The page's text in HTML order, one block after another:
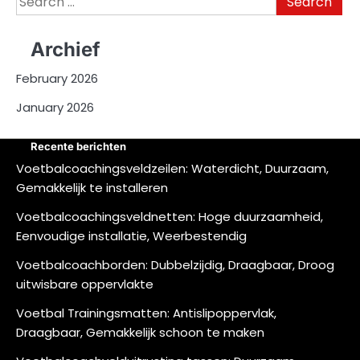
for:
Archief
February 2026
January 2026
Recente berichten
Voetbalcoachingsveldzeilen: Waterdicht, Duurzaam,
Gemakkelijk te installeren
Voetbalcoachingsveldnetten: Hoge duurzaamheid,
Eenvoudige installatie, Weerbestendig
Voetbalcoachborden: Dubbelzijdig, Draagbaar, Droog
uitwisbare oppervlakte
Voetbal Trainingsmatten: Antislipoppervlak,
Draagbaar, Gemakkelijk schoon te maken